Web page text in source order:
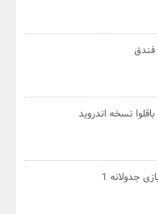
فندق
نسخه اندروید